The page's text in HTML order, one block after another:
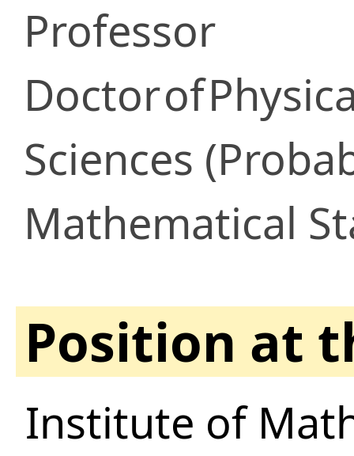
Professor
Doctorof
Sciences
Mathematical
Position at
Institute of